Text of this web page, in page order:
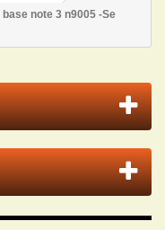
note 3 n9005 -Se